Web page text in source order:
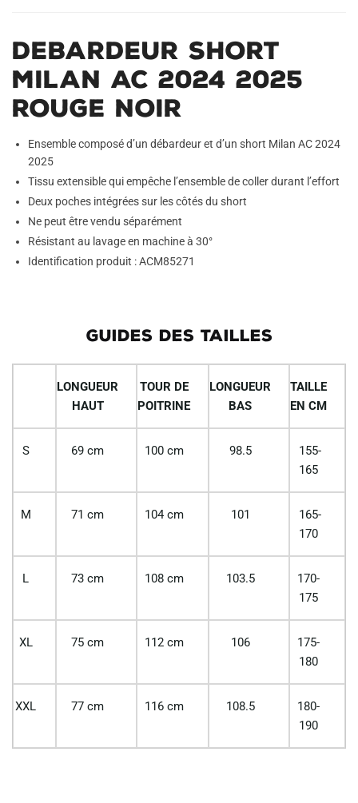
Debardeur Short
Milan AC 2024 2025
Rouge Noir
Ensemble composé d’un débardeur et d’un short Milan AC 2024
2025
Tissu extensible qui empêche l’ensemble de coller durant l’effort
Deux poches intégrées sur les côtés du short
Ne peut être vendu séparément
Résistant au lavage en machine à 30°
Identification produit : ACM85271
GUIDES DES TAILLES
LONGUEUR
HAUT
TOUR DE
POITRINE
LONGUEUR
BAS
TAILLE
EN CM
S 69 cm 100 cm 98.5
155-
165
M 71 cm 104 cm 101
165-
170
L 73 cm 108 cm 103.5
170-
175
XL 75 cm 112 cm 106
175-
180
XXL 77 cm 116 cm 108.5
180-
190